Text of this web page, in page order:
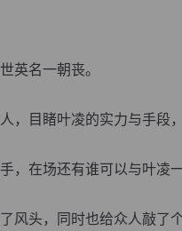
名一朝丧。
目睹叶凌的实力与手段
在场还有谁可以与叶凌
头，同时也给众人敲了